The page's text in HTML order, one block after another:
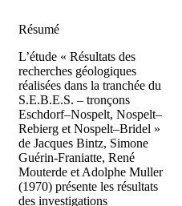
Résumé
L’étude « Résultats des
recherches géologiques
réalisées dans la tranchée du
S.E.B.E.S. – tronçons
Eschdorf–Nospelt, Nospelt–
Rebierg et Nospelt–Bridel »
de Jacques Bintz, Simone
Guérin-Franiatte, René
Mouterde et Adolphe Muller
(1970) présente les résultats
des investigations